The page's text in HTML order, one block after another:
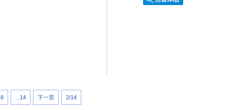
8 ...14 下一页 2/14